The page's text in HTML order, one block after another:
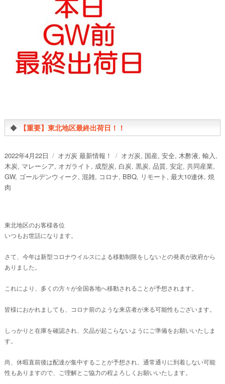
◆ 【重要】東北地区最終出荷日！！
投
稿
日:
2022年4月22日
カ
テ
ゴ
オガ炭 最新情報！
タ
グ
オガ炭, 国産, 安全, 木酢液, 輸入,
木炭, マレーシア, オガライト , 成型炭, 白炭, 黒炭, 品質, 安定, 共同産業,
GW, ゴールデンウィーク, 混雑, コロナ, BBQ, リモート , 最大10連休, 焼
肉
東北地区のお客様各位
いつもお世話になります。
さて、今年は新型コロナウイルスによる移動制限をしないとの発表が政府から
ありました。
これにより、多くの方々が全国各地へ移動されることが予想されます。
皆様におかれましても、コロナ前のような来店者が来る可能性もございます。
しっかりと在庫を確認され、欠品が起こらないようにご準備をお願いいたしま
す。
尚、休暇直前後は配達が集中することが予想され、通常通りに到着しない可能
性もありますので、ご理解とご協力の程よろしくお願いいたします。